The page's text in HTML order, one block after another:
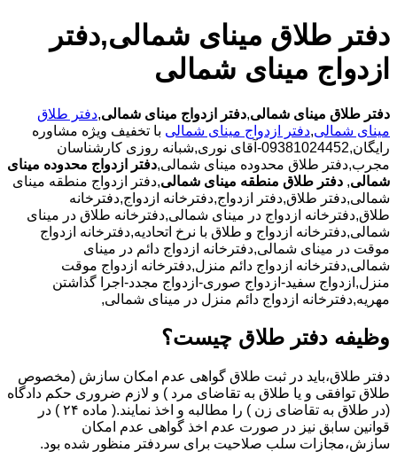
دفتر طلاق مینای شمالی,دفتر
ازدواج مینای شمالی
دفتر طلاق مینای شمالی,دفتر ازدواج مینای شمالی,دفتر طلاق
مینای شمالی,دفتر ازدواج مینای شمالی با تخفیف ویژه مشاوره
رایگان,09381024452-آقای نوری,شبانه روزی کارشناسان
مجرب,دفتر طلاق محدوده مینای شمالی,دفتر ازدواج محدوده مینای
شمالی, دفتر طلاق منطقه مینای شمالی,دفتر ازدواج منطقه مینای
شمالی,دفتر طلاق,دفتر ازدواج,دفترخانه ازدواج,دفترخانه
طلاق,دفترخانه ازدواج در مینای شمالی,دفترخانه طلاق در مینای
شمالی,دفترخانه ازدواج و طلاق با نرخ اتحادیه,دفترخانه ازدواج
موقت در مینای شمالی,دفترخانه ازدواج دائم در مینای
شمالی,دفترخانه ازدواج دائم منزل,دفترخانه ازدواج موقت
منزل,ازدواج سفید-ازدواج صوری-ازدواج مجدد-اجرا گذاشتن
مهریه,دفترخانه ازدواج دائم منزل در مینای شمالی,
وظیفه دفتر طلاق چیست؟
دفتر طلاق،باید در ثبت طلاق گواهی عدم امکان سازش (مخصوص
طلاق توافقی و یا طلاق به تقاضای مرد ) و لازم ضروری حکم دادگاه
(در طلاق به تقاضای زن ) را مطالبه و اخذ نمایند.( ماده ۲۴ ) در
قوانین سابق نیز در صورت عدم اخذ گواهی عدم امکان
سازش،مجازات سلب صلاحیت برای سردفتر منظور شده بود.